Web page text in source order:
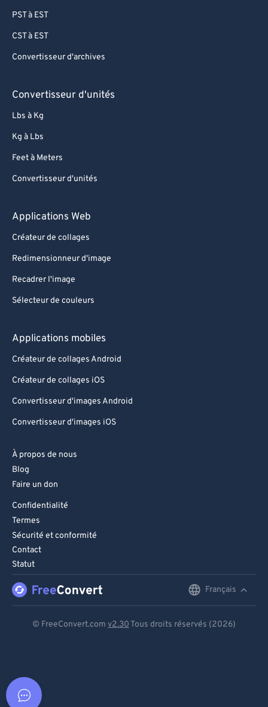
PST à EST
CST à EST
Convertisseur d'archives
Convertisseur d'unités
Lbs à Kg
Kg à Lbs
Feet à Meters
Convertisseur d'unités
Applications Web
Créateur de collages
Redimensionneur d'image
Recadrer l'image
Sélecteur de couleurs
Applications mobiles
Créateur de collages Android
Créateur de collages iOS
Convertisseur d'images Android
Convertisseur d'images iOS
À propos de nous
Blog
Faire un don
Confidentialité
Termes
Sécurité et conformité
Contact
Statut
Français
© FreeConvert.com v2.30 Tous droits réservés (2026)